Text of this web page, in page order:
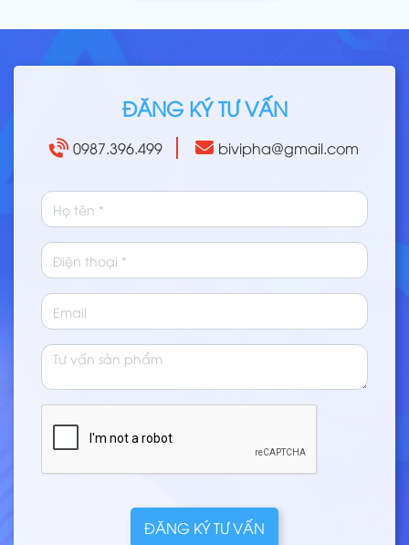
ĐĂNG KÝ TƯ VẤN
0987.396.499 bivipha@gmail.com
ĐĂNG KÝ TƯ VẤN